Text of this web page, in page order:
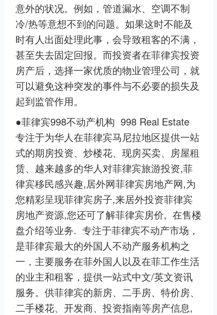
意外的状况。例如，管道漏水、空调不制
冷/热等意想不到的问题。如果这时不能及
时有人出面处理此事，会导致租客的不满，
甚至失去固定回报。而投资者在菲律宾投资
房产后，选择一家优质的物业管理公司，就
可以避免这种突发的事件与不必要的损失及
起到监管作用。
●菲律宾998不动产机构 998 Real Estate
专注于为华人在菲律宾马尼拉地区提供一站
式的期房投资、炒楼花、现房买卖、房屋租
赁、越来越多的华人对菲律宾旅游投资,菲
律宾移民感兴趣,居外网菲律宾房地产网,为
您精彩呈现菲律宾房子,来居外投资菲律宾
房地产资源,您还可了解菲律宾房价, 在售楼
盘介绍等业务. 专注于菲律宾不动产市场，
是菲律宾最大的外国人不动产服务机构之
一，主要服务在菲外国人以及在菲工作生活
的业主和租客，提供一站式中文/英文资讯
服务。供菲律宾的新房、二手房、特价房、
二手楼花、开发商、投资指南等房产信息,